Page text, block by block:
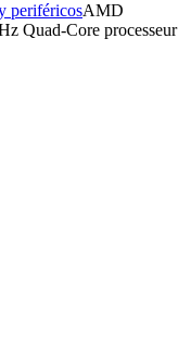
periféricosAMD
Quad-Core processeur